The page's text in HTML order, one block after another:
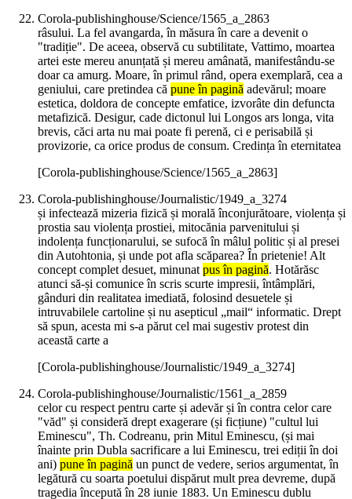
Corola-publishinghouse/Science/1565_a_2863
râsului. La fel avangarda, în măsura în care a devenit o
"tradiție". De aceea, observă cu subtilitate, Vattimo, moartea
artei este mereu anunțată și mereu amânată, manifestându-se
doar ca amurg. Moare, în primul rând, opera exemplară, cea a
geniului, care pretindea că pune în pagină adevărul; moare
estetica, doldora de concepte emfatice, izvorâte din defuncta
metafizică. Desigur, cade dictonul lui Longos ars longa, vita
brevis, căci arta nu mai poate fi perenă, ci e perisabilă și
provizorie, ca orice produs de consum. Credința în eternitatea
[Corola-publishinghouse/Science/1565_a_2863]
Corola-publishinghouse/Journalistic/1949_a_3274
și infectează mizeria fizică și morală înconjurătoare, violența și
prostia sau violența prostiei, mitocănia parvenitului și
indolența funcționarului, se sufocă în mâlul politic și al presei
din Autohtonia, și unde pot afla scăparea? În prietenie! Alt
concept complet desuet, minunatpus în pagină. Hotărăsc
atunci să-și comunice în scris scurte impresii, întâmplări,
gânduri din realitatea imediată, folosind desuetele și
intruvabilele cartoline și nu asepticul „mail“ informatic. Drept
să spun, acesta mi s-a părut cel mai sugestiv protest din
această carte a
[Corola-publishinghouse/Journalistic/1949_a_3274]
Corola-publishinghouse/Journalistic/1561_a_2859
celor cu respect pentru carte și adevăr și în contra celor care
"văd" și consideră drept exagerare (și ficțiune) "cultul lui
Eminescu", Th. Codreanu, prin Mitul Eminescu, (și mai
înainte prin Dubla sacrificare a lui Eminescu, trei ediții în doi
ani) pune în pagină un punct de vedere, serios argumentat, în
legătură cu soarta poetului dispărut mult prea devreme, după
tragedia începută în 28 iunie 1883. Un Eminescu dublu